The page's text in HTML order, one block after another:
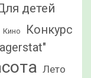
детей
Кино
Конкурс
Лето